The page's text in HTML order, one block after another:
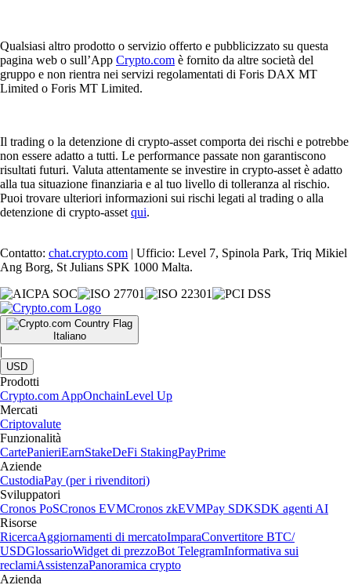
Qualsiasi altro prodotto o servizio offerto e pubblicizzato su questa
pagina web o sull’App Crypto.com è fornito da altre società del
gruppo e non rientra nei servizi regolamentati di Foris DAX MT
Limited o Foris MT Limited.
Il trading o la detenzione di crypto-asset comporta dei rischi e potrebbe
non essere adatto a tutti. Le performance passate non garantiscono
risultati futuri. Valuta attentamente se investire in crypto-asset è adatto
alla tua situazione finanziaria e al tuo livello di tolleranza al rischio.
Puoi trovare ulteriori informazioni sui rischi legati al trading o alla
detenzione di crypto-asset qui.
Contatto: chat.crypto.com | Ufficio: Level 7, Spinola Park, Triq Mikiel
Ang Borg, St Julians SPK 1000 Malta.
Italiano
|
USD
Prodotti
Crypto.com AppOnchainLevel Up
Mercati
Criptovalute
Funzionalità
CartePanieriEarnStakeDeFi StakingPayPrime
Aziende
CustodiaPay (per i rivenditori)
Sviluppatori
Cronos PoSCronos EVMCronos zkEVMPay SDKSDK agenti AI
Risorse
RicercaAggiornamenti di mercatoImparaConvertitore BTC/
USDGlossarioWidget di prezzoBot TelegramInformativa sui
reclamiAssistenzaPanoramica crypto
Azienda